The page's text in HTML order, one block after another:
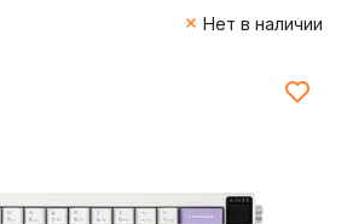
Нет в наличии